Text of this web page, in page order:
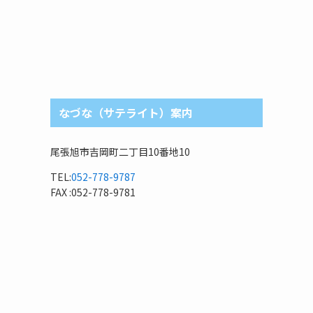
なづな（サテライト）案内
尾張旭市吉岡町二丁目10番地10
TEL:052-778-9787
FAX :052-778-9781